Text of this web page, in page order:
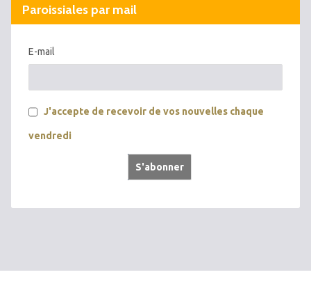
Paroissiales par mail
E-mail
J'accepte de recevoir de vos nouvelles chaque
vendredi